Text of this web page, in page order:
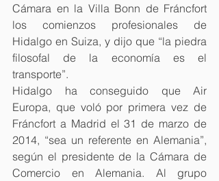
Cámara en la Villa Bonn de Fráncfort
los comienzos profesionales de
Hidalgo en Suiza, y dijo que “la piedra
filosofal de la economía es el
transporte”.
Hidalgo ha conseguido que Air
Europa, que voló por primera vez de
Fráncfort a Madrid el 31 de marzo de
2014, “sea un referente en Alemania”,
según el presidente de la Cámara de
Comercio en Alemania. Al grupo